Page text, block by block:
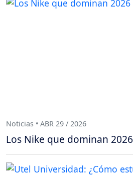
Noticias • ABR 29 / 2026
Los Nike que dominan 2026